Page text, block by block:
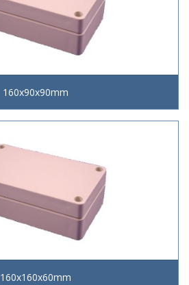
160x90x90mm
160x160x60mm